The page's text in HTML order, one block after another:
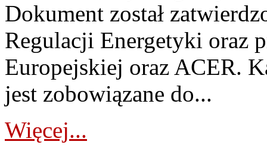
Dokument został
Regulacji Energetyki oraz
Europejskiej oraz ACER.
jest zobowiązane do...
Więcej...